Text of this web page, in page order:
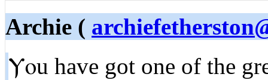
Archie (
Ⲩⲟu have got one of the